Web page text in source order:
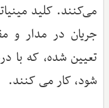
می‌کنند. کلید
جریان در مدار و
تعیین شده، که با
شود، کار می کنند.